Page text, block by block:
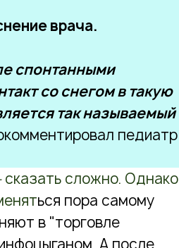
врача.
спонтанными
со снегом в такую
так называемый
педиатр
сказать сложно. Однако
ься пора самому
в "торговле
. А после